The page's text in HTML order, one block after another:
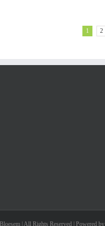
1 2
| All Rights Reserved | Powered by